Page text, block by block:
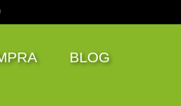
BLOG